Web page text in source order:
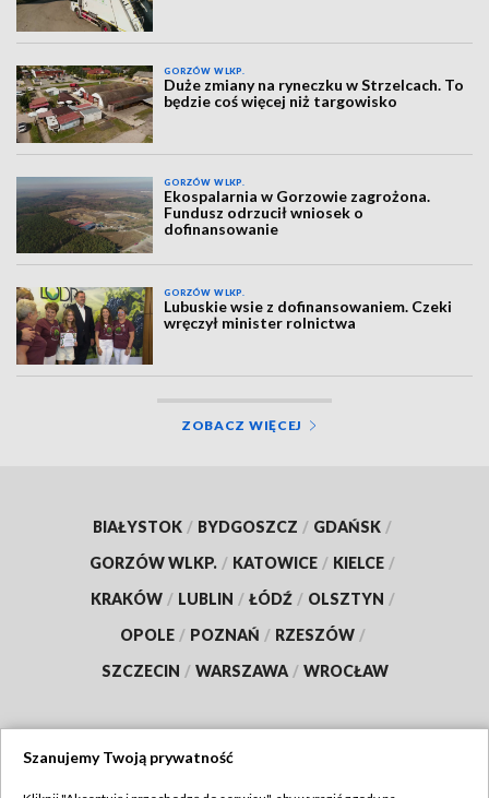
GORZÓW WLKP.
Duże zmiany na ryneczku w Strzelcach. To
będzie coś więcej niż targowisko
GORZÓW WLKP.
Ekospalarnia w Gorzowie zagrożona.
Fundusz odrzucił wniosek o
dofinansowanie
GORZÓW WLKP.
Lubuskie wsie z dofinansowaniem. Czeki
wręczył minister rolnictwa
ZOBACZ WIĘCEJ
BIAŁYSTOK / BYDGOSZCZ / GDAŃSK /
GORZÓW WLKP. / KATOWICE / KIELCE /
KRAKÓW / LUBLIN / ŁÓDŹ / OLSZTYN /
OPOLE / POZNAŃ / RZESZÓW /
SZCZECIN / WARSZAWA / WROCŁAW
Szanujemy Twoją prywatność